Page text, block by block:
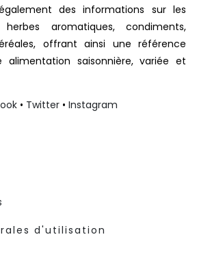
des informations sur les
aromatiques, condiments,
offrant ainsi une référence
saisonnière, variée et
• Twitter• Instagram
d'utilisation